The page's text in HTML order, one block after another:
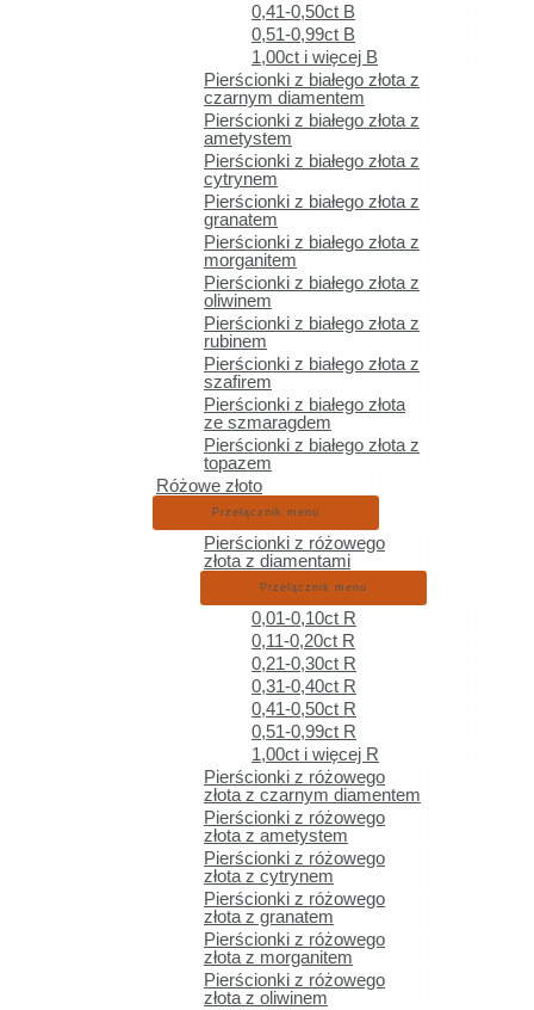
0,41-0,50ct B
0,51-0,99ct B
1,00ct i więcej B
Pierścionki z białego złota z
czarnym diamentem
Pierścionki z białego złota z
ametystem
Pierścionki z białego złota z
cytrynem
Pierścionki z białego złota z
granatem
Pierścionki z białego złota z
morganitem
Pierścionki z białego złota z
oliwinem
Pierścionki z białego złota z
rubinem
Pierścionki z białego złota z
szafirem
Pierścionki z białego złota
ze szmaragdem
Pierścionki z białego złota z
topazem
Różowe złoto
Przełącznik menu
Pierścionki z różowego
złota z diamentami
Przełącznik menu
0,01-0,10ct R
0,11-0,20ct R
0,21-0,30ct R
0,31-0,40ct R
0,41-0,50ct R
0,51-0,99ct R
1,00ct i więcej R
Pierścionki z różowego
złota z czarnym diamentem
Pierścionki z różowego
złota z ametystem
Pierścionki z różowego
złota z cytrynem
Pierścionki z różowego
złota z granatem
Pierścionki z różowego
złota z morganitem
Pierścionki z różowego
złota z oliwinem
Pierścionek z
Eleganckie opakowanie GRATIS
Darmowa dostawa od 399zł
Szybka i bezpieczna wysyłka InPost i DPD
Bezpieczne płatności online Blik, Google
5.0 / 5 – opinie klientów
2× laureat Gazety Wrocławskiej
Kontakt
Euworld s.c.
ul. Strachowskiego 45
52-210 Wrocław
kontakt@euworld.pl
Tel. 692 269 803
NIP 8992923337
REGON 521756163
Zakupy
Obrączki ślubne
Biżuteria
Pierścionki
Biżuteria z brylantami
Informacje